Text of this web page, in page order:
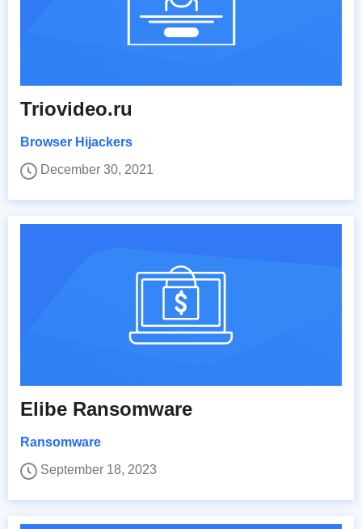
Triovideo.ru
Browser Hijackers
December 30, 2021
Elibe Ransomware
Ransomware
September 18, 2023